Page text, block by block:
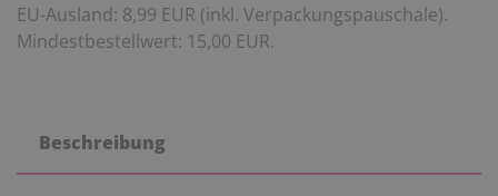
EU-Ausland: 8,99 EUR (inkl. Verpackungspauschale).
Mindestbestellwert: 15,00 EUR.
Beschreibung